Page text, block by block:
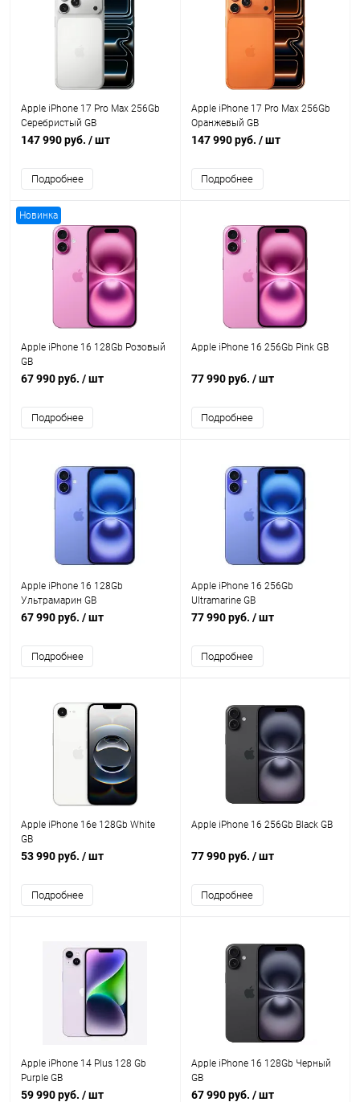
Apple iPhone 17 Pro Max 256Gb
Серебристый GB
147 990 руб. / шт
Подробнее
Apple iPhone 17 Pro Max 256Gb
Оранжевый GB
147 990 руб. / шт
Подробнее
Новинка
Apple iPhone 16 128Gb Розовый
GB
67 990 руб. / шт
Подробнее
Apple iPhone 16 256Gb Pink GB
77 990 руб. / шт
Подробнее
Apple iPhone 16 128Gb
Ультрамарин GB
67 990 руб. / шт
Подробнее
Apple iPhone 16 256Gb
Ultramarine GB
77 990 руб. / шт
Подробнее
Apple iPhone 16e 128Gb White
GB
53 990 руб. / шт
Подробнее
Apple iPhone 16 256Gb Black GB
77 990 руб. / шт
Подробнее
Apple iPhone 14 Plus 128 Gb
Purple GB
59 990 руб. / шт
Apple iPhone 16 128Gb Черный
GB
67 990 руб. / шт